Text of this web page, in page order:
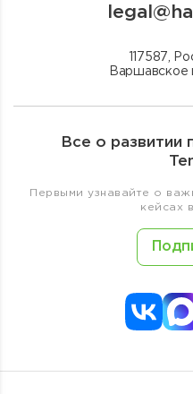
117587,
Варшавское
Все о развитии
Первыми узнавайте о
кейсах